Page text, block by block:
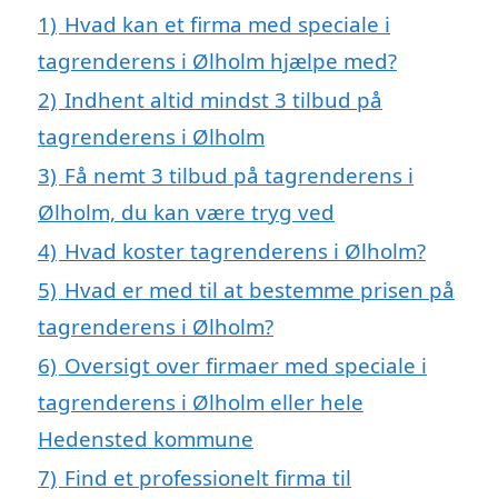
1) Hvad kan et firma med speciale i
tagrenderens i Ølholm hjælpe med?
2) Indhent altid mindst 3 tilbud på
tagrenderens i Ølholm
3) Få nemt 3 tilbud på tagrenderens i
Ølholm, du kan være tryg ved
4) Hvad koster tagrenderens i Ølholm?
5) Hvad er med til at bestemme prisen på
tagrenderens i Ølholm?
6) Oversigt over firmaer med speciale i
tagrenderens i Ølholm eller hele
Hedensted kommune
7) Find et professionelt firma til